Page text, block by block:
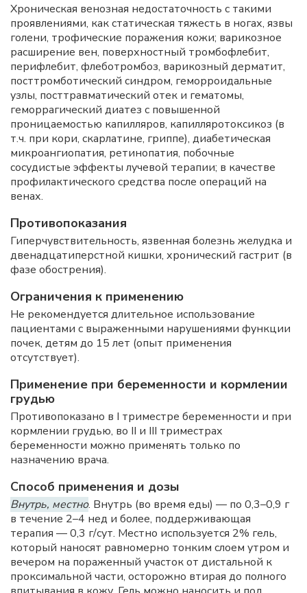
Хроническая венозная недостаточность с такими
проявлениями, как статическая тяжесть в ногах, язвы
голени, трофические поражения кожи; варикозное
расширение вен, поверхностный тромбофлебит,
перифлебит, флеботромбоз, варикозный дерматит,
посттромботический синдром, геморроидальные
узлы, посттравматический отек и гематомы,
геморрагический диатез с повышенной
проницаемостью капилляров, капилляротоксикоз (в
т.ч. при кори, скарлатине, гриппе), диабетическая
микроангиопатия, ретинопатия, побочные
сосудистые эффекты лучевой терапии; в качестве
профилактического средства после операций на
венах.
Противопоказания
Гиперчувствительность, язвенная болезнь желудка и
двенадцатиперстной кишки, хронический гастрит (в
фазе обострения).
Ограничения к применению
Не рекомендуется длительное использование
пациентами с выраженными нарушениями функции
почек, детям до 15 лет (опыт применения
отсутствует).
Применение при беременности и кормлении
грудью
Противопоказано в I триместре беременности и при
кормлении грудью, во II и III триместрах
беременности можно применять только по
назначению врача.
Способ применения и дозы
Внутрь, местно. Внутрь (во время еды) — по 0,3–0,9 г
в течение 2–4 нед и более, поддерживающая
терапия — 0,3 г/сут. Местно используется 2% гель,
который наносят равномерно тонким слоем утром и
вечером на пораженный участок от дистальной к
проксимальной части, осторожно втирая до полного